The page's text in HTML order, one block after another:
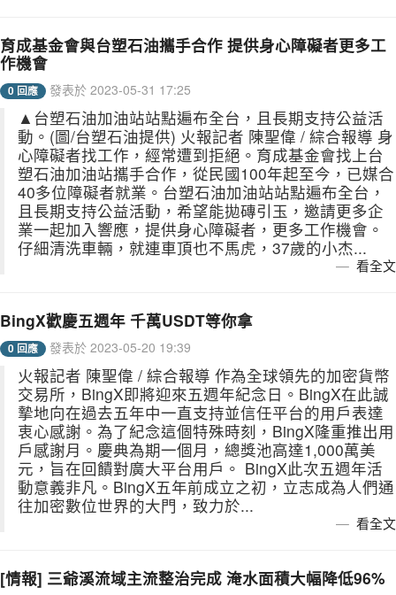
育成基金會與台塑石油攜手合作 提供身心障礙者更多工
作機會
0 回應 發表於 2023-05-31 17:25
▲台塑石油加油站站點遍布全台，且長期支持公益活
動。(圖/台塑石油提供) 火報記者 陳聖偉 / 綜合報導 身
心障礙者找工作，經常遭到拒絕。育成基金會找上台
塑石油加油站攜手合作，從民國100年起至今，已媒合
40多位障礙者就業。台塑石油加油站站點遍布全台，
且長期支持公益活動，希望能拋磚引玉，邀請更多企
業一起加入響應，提供身心障礙者，更多工作機會。
仔細清洗車輛，就連車頂也不馬虎，37歲的小杰...
看全文
BingX歡慶五週年 千萬USDT等你拿
0 回應 發表於 2023-05-20 19:39
火報記者 陳聖偉 / 綜合報導 作為全球領先的加密貨幣
交易所，BingX即將迎來五週年紀念日。BingX在此誠
摯地向在過去五年中一直支持並信任平台的用戶表達
衷心感謝。為了紀念這個特殊時刻，BingX隆重推出用
戶感謝月。慶典為期一個月，總獎池高達1,000萬美
元，旨在回饋對廣大平台用戶。 BingX此次五週年活
動意義非凡。BingX五年前成立之初，立志成為人們通
往加密數位世界的大門，致力於...
看全文
[情報] 三爺溪流域主流整治完成 淹水面積大幅降低96%